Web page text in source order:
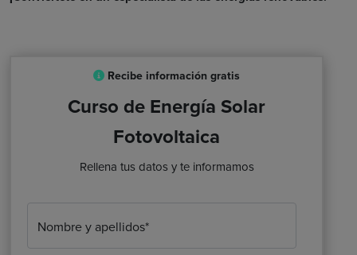
Recibe información gratis
Curso de Energía Solar
Fotovoltaica
Rellena tus datos y te informamos
Nombre y apellidos*